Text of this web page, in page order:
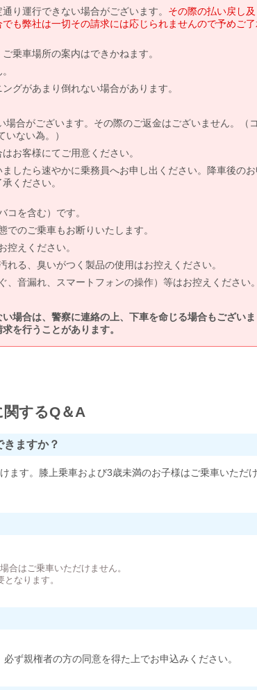
り運行できない場合がございます。 その際の払い戻し及
も弊社は一切その請求には応じられませんので予めご
乗車場所の案内はできかねます。
グがあまり倒れない場合があります。
合がございます。その際のご返金はございません。（
ない為。）
お客様にてご用意ください。
したら速やかに乗務員へお申し出ください。降車後の
ください。
コを含む）です。
のご乗車もお断りいたします。
控えください。
る、臭いがつく製品の使用はお控えください。
、音漏れ、スマートフォンの操作）等はお控えください
場合は、警察に連絡の上、下車を命じる場合もございま
を行うことがあります。
関するQ＆A
ますか？
ます。膝上乗車および3歳未満のお子様はご乗車いただ
合はご乗車いただけません。
なります。
ず親権者の方の同意を得た上でお申込みください。